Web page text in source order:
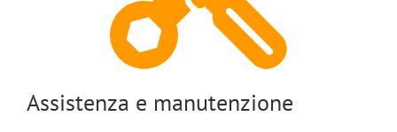
Assistenza e manutenzione